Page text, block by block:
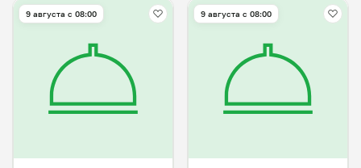
9 августа с 08:00 9 августа с 08:00